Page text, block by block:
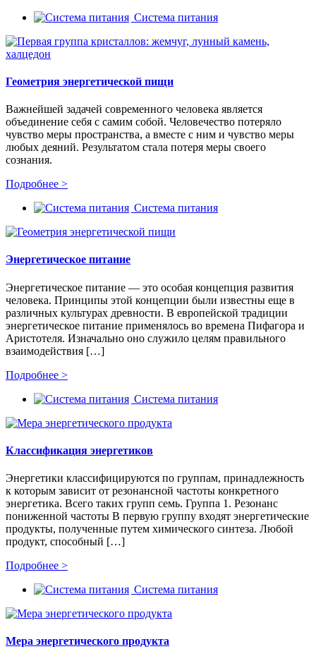
Система питания
Геометрия энергетической пищи
Важнейшей задачей современного человека является
объединение себя с самим собой. Человечество потеряло
чувство меры пространства, а вместе с ним и чувство меры
любых деяний. Результатом стала потеря меры своего
сознания.
Подробнее >
Система питания
Энергетическое питание
Энергетическое питание — это особая концепция развития
человека. Принципы этой концепции были известны еще в
различных культурах древности. В европейской традиции
энергетическое питание применялось во времена Пифагора и
Аристотеля. Изначально оно служило целям правильного
взаимодействия […]
Подробнее >
Система питания
Классификация энергетиков
Энергетики классифицируются по группам, принадлежность
к которым зависит от резонансной частоты конкретного
энергетика. Всего таких групп семь. Группа 1. Резонанс
пониженной частоты В первую группу входят энергетические
продукты, полученные путем химического синтеза. Любой
продукт, способный […]
Подробнее >
Система питания
Мера энергетического продукта